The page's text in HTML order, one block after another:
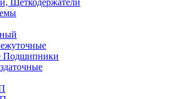
Щеткодержатели